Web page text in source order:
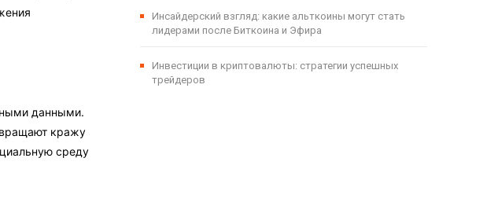
данными.
кражу
среду
Инсайдерский взгляд: какие альткоины могут стать
лидерами после Биткоина и Эфира
Инвестиции в криптовалюты: стратегии успешных
трейдеров